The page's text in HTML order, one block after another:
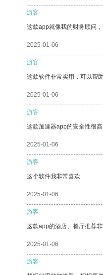
游客
这款app就像我的财务顾问，
2025-01-06
游客
这款软件非常实用，可以帮
2025-01-06
游客
这款加速器app的安全性很
2025-01-06
游客
这个软件我非常喜欢
2025-01-06
游客
这款app的酒店、餐厅推荐
2025-01-06
游客